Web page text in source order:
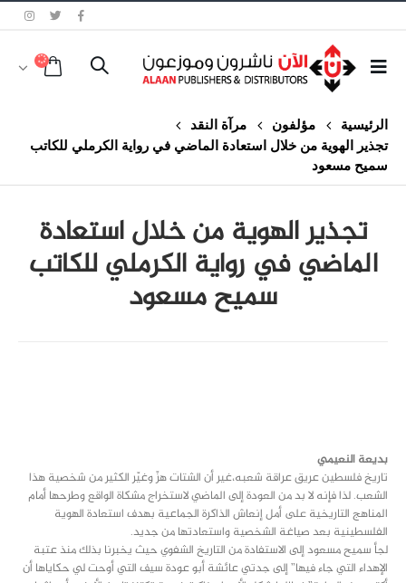
الرئيسية مؤلفون
مرآة النقد
تجذير الهوية من خلال استعادة الماضي في رواية الكرملي للكاتب
سميح مسعود
تجذير الهوية من خلال استعادة
الماضي في رواية الكرملي للكاتب
سميح مسعود
بديعة النعيمي
تاريخ فلسطين عريق عراقة شعبه،غير أن الشتات هزّ وغيّر الكثير من شخصية هذا
الشعب. لذا فإنه لا بد من العودة إلى الماضي لاستخراج مشكاة الواقع وطرحها أمام
المناهج التاريخية على أمل إنعاش الذاكرة الجماعية بهدف استعادة الهوية
الفلسطينية بعد صياغة الشخصية واستعادتها من جديد.
لجأ سميح مسعود إلى الاستفادة من التاريخ الشفوي حيث يخبرنا بذلك منذ عتبة
الإهداء التي جاء فيها” إلى جدتي عائشة أبو عودة سيف التي أوحت لي حكاياها أن